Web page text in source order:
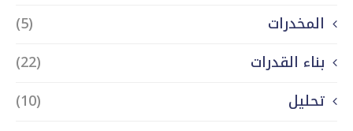
المخدرات
(5)
بناء القدرات
(22)
تحليل
(10)